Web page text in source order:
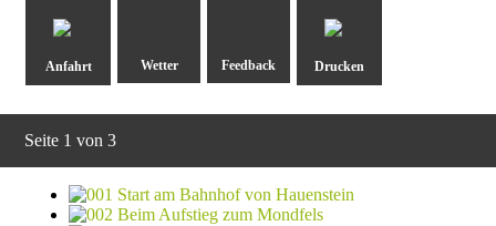
Anfahrt Drucken
Seite 1 von 3